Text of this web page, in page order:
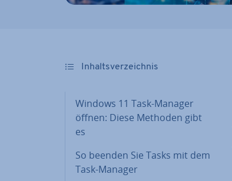
In­halts­ver­zeich­nis
Windows 11 Task-Manager
öffnen: Diese Methoden gibt
es
So beenden Sie Tasks mit dem
Task-Manager